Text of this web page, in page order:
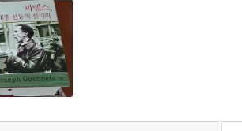
절했고, 동시에 슈트라서의 라이벌로서 베
진출하고 이를 통해 집권으로 나아가는 길
죄악의 구렁텅이, 베를린! 나는 그 안으로 떨
가를 치르더라도 눈에 띄는 일이 중요했
에서 가장 강력한 정치 세력이었던 공산
간다의 핵심은 한마디로 “대중의 감정과 본
스는 청중들에게 이른바 ‘이념’의 숭고한 점
야 한다. 그래야 나치즘이 다른 정치 노선보